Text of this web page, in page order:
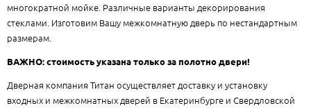
многократной мойке. Различные варианты декорирования
стеклами. Изготовим Вашу межкомнатную дверь по нестандартным
размерам.
ВАЖНО: стоимость указана только за полотно двери!
Дверная компания Титан осуществляет доставку и установку
входных и межкомнатных дверей в Екатеринбурге и Свердловской